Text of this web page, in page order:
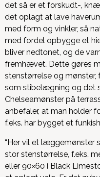
det så er et forskudt-,
det oplagt at lave
med form og vinkler, så
med fordel opbygge et
bliver nedtonet, og de
fremhævet. Dette gøres
stenstørrelse og mønster,
som stibelægning og det
Chelseamønster på
anbefaler, at man holder
f.eks. har bygget et
“Her vil et læggemønster
stor stenstørrelse, f.eks.
eller 90×60 i Black